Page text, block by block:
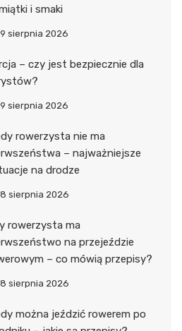
i smaki
9 sierpnia 2026
– czy jest bezpiecznie dla
9 sierpnia 2026
rowerzysta nie ma
– najważniejsze
na drodze
8 sierpnia 2026
rowerzysta ma
na przejeździe
– co mówią przepisy?
8 sierpnia 2026
można jeździć rowerem po